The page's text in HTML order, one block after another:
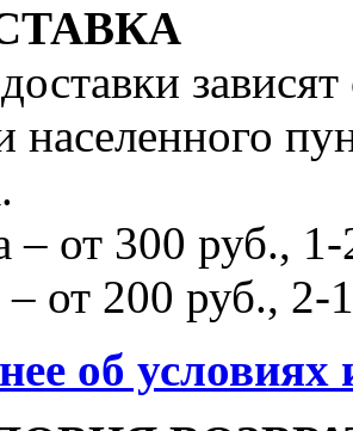
населенного
– от 300 руб.,
– от 200 руб., 2-
об условиях